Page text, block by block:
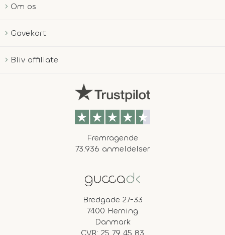
Om os
Gavekort
Bliv affiliate
Fremragende
73.936 anmeldelser
Bredgade 27-33
7400 Herning
Danmark
CVR: 25 79 45 83